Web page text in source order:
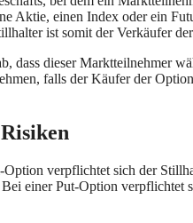
Aktie, einen Index oder ein
ist somit der Verkäufer
dass dieser Marktteilnehmer
falls der Käufer der
verpflichtet sich der
einer Put-Option verpflichtet